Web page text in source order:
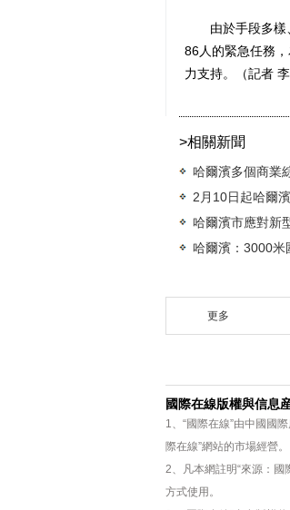
由於手段多樣、
86人的緊急任務
力支持。（記者 李
>相關新聞
哈爾濱多個商業
2月10日起哈爾
哈爾濱市應對新
哈爾濱：3000米
更多
國際在線版權與信息
1、“國際在線”由中國國
際在線”網站的市場經營。
2、凡本網註明“來源：
方式使用。